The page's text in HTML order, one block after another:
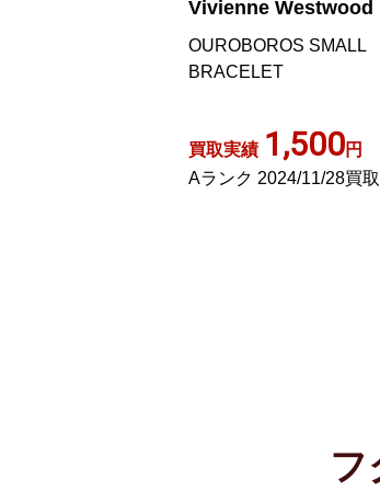
Vivienne Westwood
OUROBOROS SMALL
BRACELET
買取実績 1,500円
Aランク 2024/11/28買取
フ